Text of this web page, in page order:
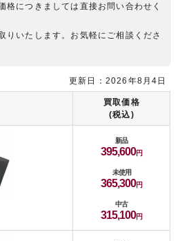
格につきましては直接お問い合わせく
いたします。お気軽にご相談くださ
買取価格
(税込)
新品
395,600
未使用
365,300
中古
315,100
更新日：2026年8月4日